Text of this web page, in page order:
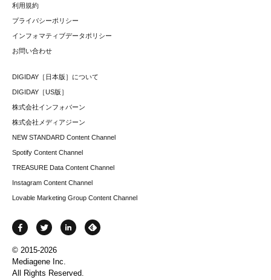
利用規約
プライバシーポリシー
インフォマティブデータポリシー
お問い合わせ
DIGIDAY［日本版］について
DIGIDAY［US版］
株式会社インフォバーン
株式会社メディアジーン
NEW STANDARD Content Channel
Spotify Content Channel
TREASURE Data Content Channel
Instagram Content Channel
Lovable Marketing Group Content Channel
© 2015-2026
Mediagene Inc.
All Rights Reserved.